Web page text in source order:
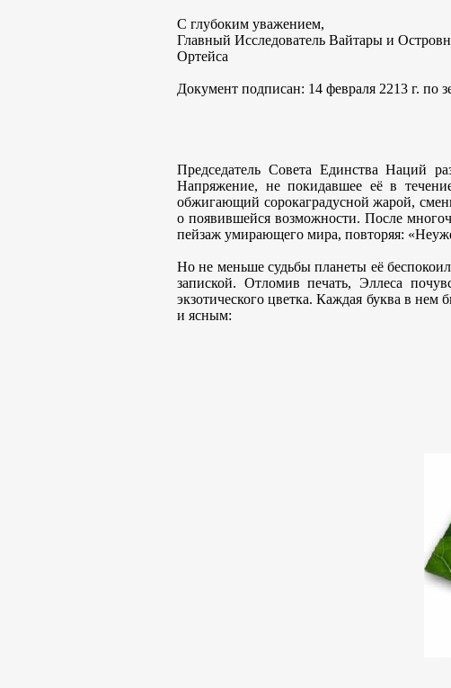
С глубоким уважением,
Главный
Ортейса
Документ подписан: 14 февраля 2213 г. по
Председатель Совета Единства Наций
Напряжение, не покидавшее её в
обжигающий сорокаградусной жарой,
о появившейся возможности. После
пейзаж умирающего мира, повторяя:
Но не меньше судьбы планеты её
запиской. Отломив печать, Эллеса
экзотического цветка. Каждая буква в нем
и ясным: